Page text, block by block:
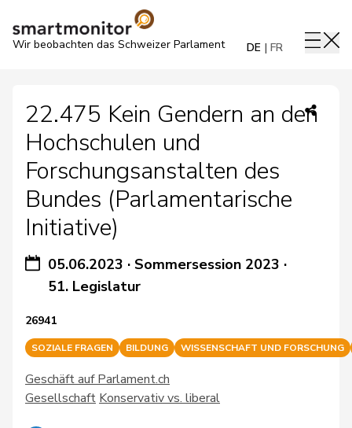
Wir beobachten das Schweizer Parlament DE FR
22.475 Kein Gendern an den
Hochschulen und
Forschungsanstalten des
Bundes (Parlamentarische
Initiative)
05.06.2023 ·Sommersession 2023 ·
51. Legislatur
26941
SOZIALE FRAGEN BILDUNG WISSENSCHAFT UND FORSCHUNG
Geschäft auf Parlament.ch
Gesellschaft Konservativ vs. liberal